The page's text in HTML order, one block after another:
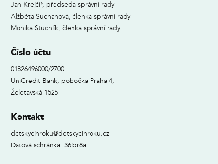
Jan Krejčíř, předseda správní rady
Alžběta Suchanová, členka správní rady
Monika Stuchlík, členka správní rady
Číslo účtu
01826496000/2700
UniCredit Bank, pobočka Praha 4,
Želetavská 1525
Kontakt
detskycinroku@detskycinroku.cz
Datová schránka: 36ipr8a